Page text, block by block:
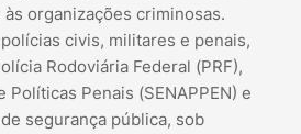
organizações criminosas.
civis, militares e penais,
Rodoviária Federal (PRF),
Políticas Penais (SENAPPEN) e
segurança pública, sob